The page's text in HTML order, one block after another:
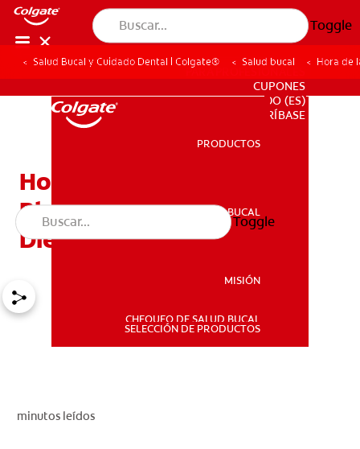
Toggle
SALUD BUCAL
PARA PROFESIONALES
CUPONES
DO (ES)
SUSCRÍBASE
PRODUCTOS
SALUD BUCAL
MISIÓN
CHEQUEO DE SALUD BUCAL
SELECCIÓN DE PRODUCTOS
Toggle
Salud Bucal y Cuidado Dental | Colgate® Salud bucal Hora de
Hora De La Verdad: ¿El
Blanqueamiento Deja Los
Dientes Sensibles?
minutos leídos